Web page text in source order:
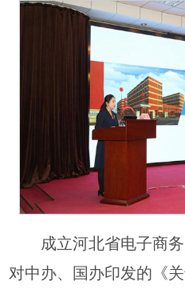
成立河北省电子商
对中办、国办印发的《